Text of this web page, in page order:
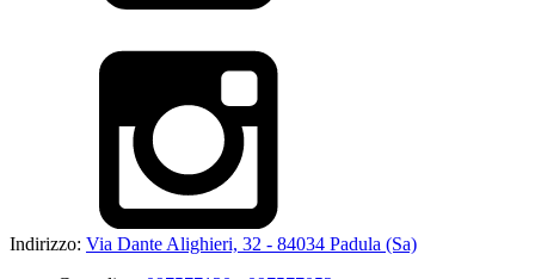
Indirizzo: Via Dante Alighieri, 32 - 84034 Padula (Sa)